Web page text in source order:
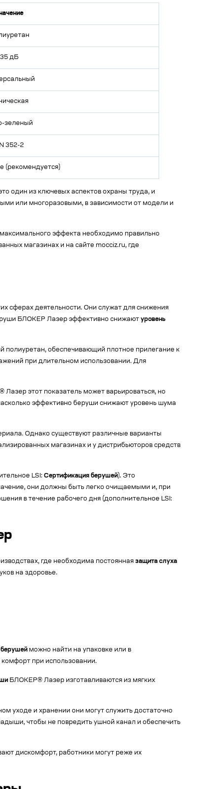
35 дБ
зеленый
352-2
(рекомендуется)
один из ключевых аспектов охраны труда, и
или многоразовыми, в зависимости от модели и
эффекта необходимо правильно
магазинах и на сайте mocciz.ru, где
сферах деятельности. Они служат для снижения
БЛОКЕР Лазер эффективно снижают уровень
обеспечивающий плотное прилегание к
при длительном использовании. Для
этот показатель может варьироваться, но
эффективно беруши снижают уровень шума
Однако существуют различные варианты
магазинах и у дистрибьюторов средств
LSI: Сертификация берушей). Это
они должны быть легко очищаемыми и, при
в течение рабочего дня (дополнительное LSI:
где необходима постоянная защита слуха
на здоровье.
берушей можно найти на упаковке или в
при использовании.
БЛОКЕР® Лазер изготавливаются из мягких
уходе и хранении они могут служить достаточно
чтобы не повредить ушной канал и обеспечить
дискомфорт, работники могут реже их